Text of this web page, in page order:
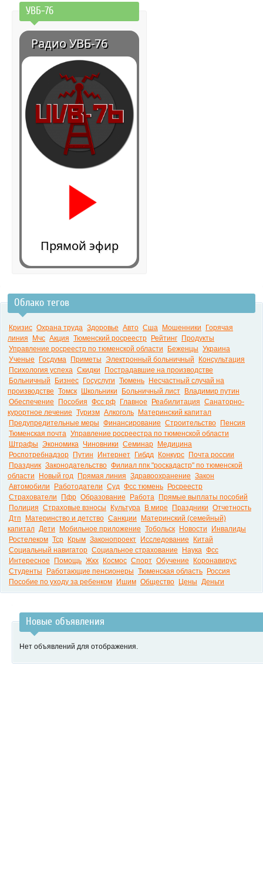
УВБ-76
Радио УВБ-76
Прямой эфир
Облако тегов
Кризис Охрана труда Здоровье Авто Сша Мошенники
Горячая
линия
Мчс Акция Тюменский росреестр Рейтинг
Продукты
Управление росреестр по тюменской области
Беженцы Украина
Ученые
Госдума Приметы Электронный больничный
Консультация
Психология успеха Скидки
Пострадавшие на производстве
Больничный
Бизнес Госуслуги Тюмень
Несчастный случай на
производстве Томск Школьники Больничный лист
Владимир путин
Обеспечение
Пособия Фсс рф Главное Реабилитация Санаторно-
курортное лечение Туризм Алкоголь
Материнский капитал
Предупредительные меры Финансирование Строительство
Пенсия
Тюменская почта Управление росреестра по тюменской области
Штрафы Экономика Чиновники Семинар
Медицина
Роспотребнадзор
Путин Интернет Гибдд Конкурс
Почта россии
Праздник Законодательство Филиал ппк "роскадастр" по тюменской
области
Новый год Прямая линия Здравоохранение Закон
Автомобили
Работодатели Суд Фсс тюмень
Росреестр
Страхователи
Пфр Образование Работа
Прямые выплаты пособий
Полиция Страховые взносы Культура В мире Праздники Отчетность
Дтп
Материнство и детство Санкции
Материнский (семейный)
капитал Дети Мобильное приложение Тобольск Новости
Инвалиды
Ростелеком Тср Крым Законопроект Исследование
Китай
Социальный навигатор Социальное страхование Наука Фсс
Интересное
Помощь Жкх Космос Спорт Обучение
Коронавирус
Студенты
Работающие пенсионеры Тюменская область
Россия
Пособие по уходу за ребенком
Ишим Общество Цены Деньги
Новые объявления
Нет объявлений для отображения.